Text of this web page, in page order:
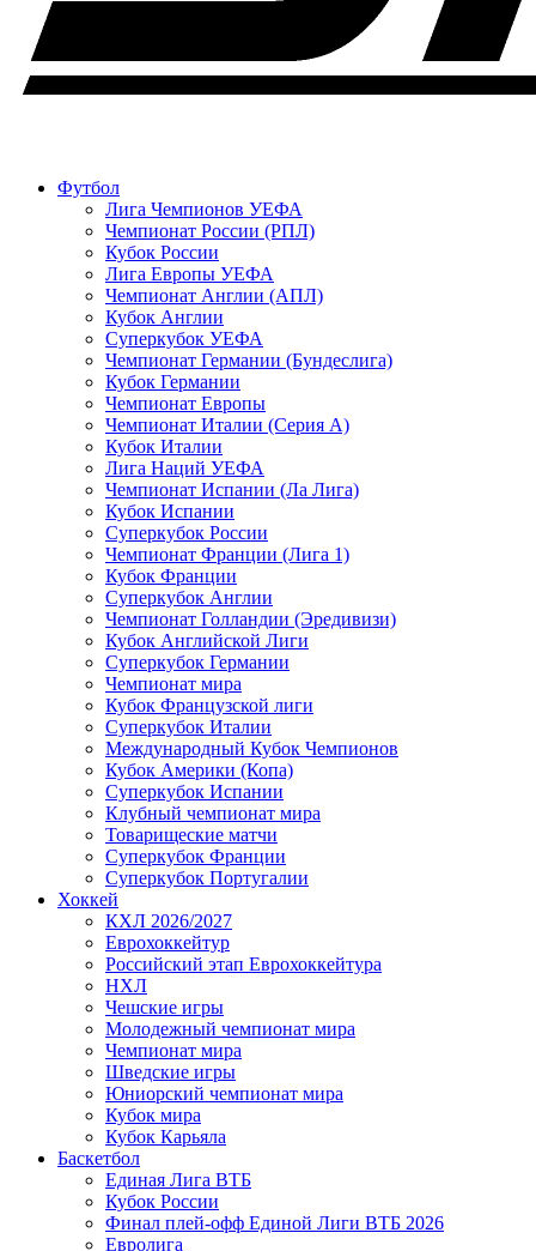
Футбол
Лига Чемпионов УЕФА
Чемпионат России (РПЛ)
Кубок России
Лига Европы УЕФА
Чемпионат Англии (АПЛ)
Кубок Англии
Суперкубок УЕФА
Чемпионат Германии (Бундеслига)
Кубок Германии
Чемпионат Европы
Чемпионат Италии (Серия А)
Кубок Италии
Лига Наций УЕФА
Чемпионат Испании (Ла Лига)
Кубок Испании
Суперкубок России
Чемпионат Франции (Лига 1)
Кубок Франции
Суперкубок Англии
Чемпионат Голландии (Эредивизи)
Кубок Английской Лиги
Суперкубок Германии
Чемпионат мира
Кубок Французской лиги
Суперкубок Италии
Международный Кубок Чемпионов
Кубок Америки (Копа)
Суперкубок Испании
Клубный чемпионат мира
Товарищеские матчи
Суперкубок Франции
Суперкубок Португалии
Хоккей
КХЛ 2026/2027
Еврохоккейтур
Российский этап Еврохоккейтура
НХЛ
Чешские игры
Молодежный чемпионат мира
Чемпионат мира
Шведские игры
Юниорский чемпионат мира
Кубок мира
Кубок Карьяла
Баскетбол
Единая Лига ВТБ
Кубок России
Финал плей-офф Единой Лиги ВТБ 2026
Евролига